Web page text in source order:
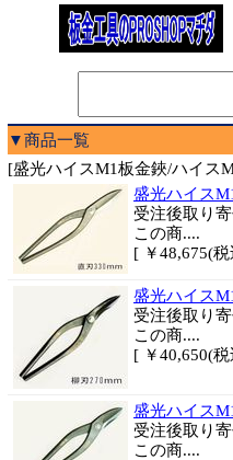
▼商品一覧
[盛光ハイスM1板金鋏/ハイス
盛光ハイス
受注後取り
この商....
[ ￥48,675(
盛光ハイス
受注後取り
この商....
[ ￥40,650(
盛光ハイス
受注後取り
この商....